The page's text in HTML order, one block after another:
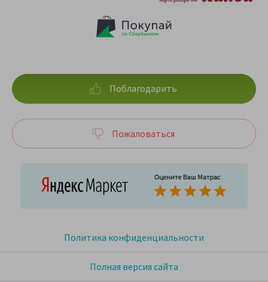
Политика конфиденциальности
Полная версия сайта
Поблагодарить
Пожаловаться